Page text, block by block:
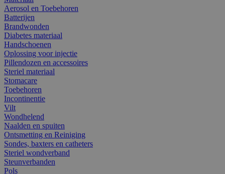
Aerosol en Toebehoren
Batterijen
Brandwonden
Diabetes materiaal
Handschoenen
Oplossing voor injectie
Pillendozen en accessoires
Steriel materiaal
Stomacare
Toebehoren
Incontinentie
Vilt
Wondhelend
Naalden en spuiten
Ontsmetting en Reiniging
Sondes, baxters en catheters
Steriel wondverband
Steunverbanden
Pols